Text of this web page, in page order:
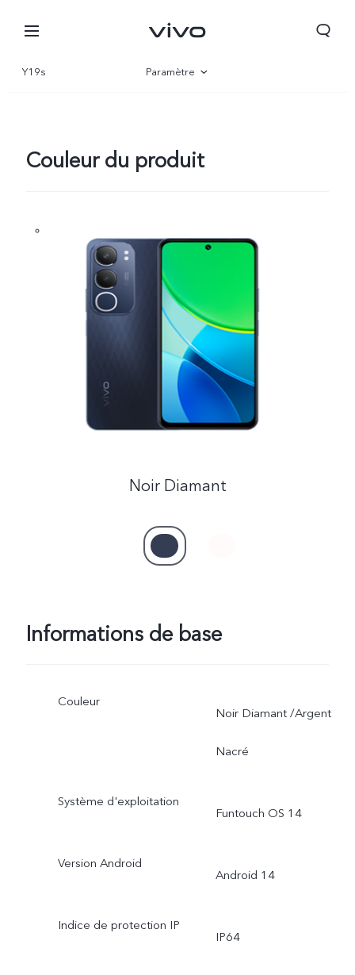
Y19s Paramètre
Couleur du produit
Noir Diamant
Informations de base
Couleur
Noir Diamant /Argent
Nacré
Système d'exploitation
Funtouch OS 14
Version Android
Android 14
Indice de protection IP
IP64